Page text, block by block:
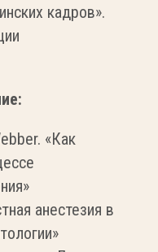
кадров».
«Как
анестезия в